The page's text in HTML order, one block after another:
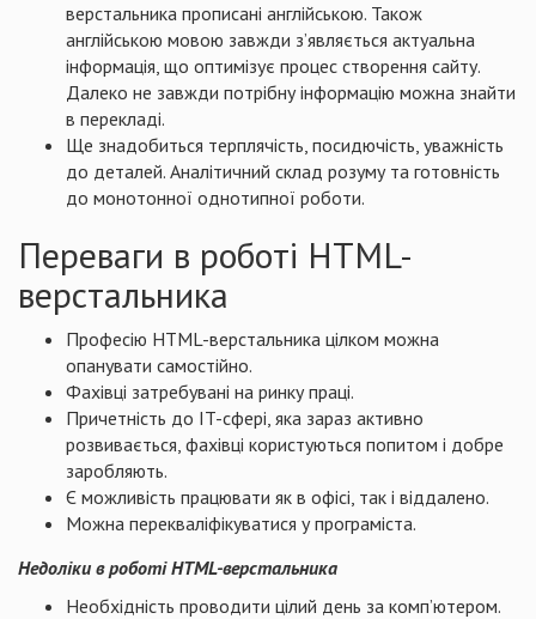
верстальника прописані англійською. Також
англійською мовою завжди з’являється актуальна
інформація, що оптимізує процес створення сайту.
Далеко не завжди потрібну інформацію можна знайти
в перекладі.
Ще знадобиться терплячість, посидючість, уважність
до деталей. Аналітичний склад розуму та готовність
до монотонної однотипної роботи.
Переваги в роботі HTML-
верстальника
Професію HTML-верстальника цілком можна
опанувати самостійно.
Фахівці затребувані на ринку праці.
Причетність до IT-сфері, яка зараз активно
розвивається, фахівці користуються попитом і добре
заробляють.
Є можливість працювати як в офісі, так і віддалено.
Можна перекваліфікуватися у програміста.
Недоліки в роботі HTML-верстальника
Необхідність проводити цілий день за комп’ютером.